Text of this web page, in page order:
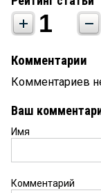
1
Комментарии
Комментариев
Ваш
Имя
Комментарий